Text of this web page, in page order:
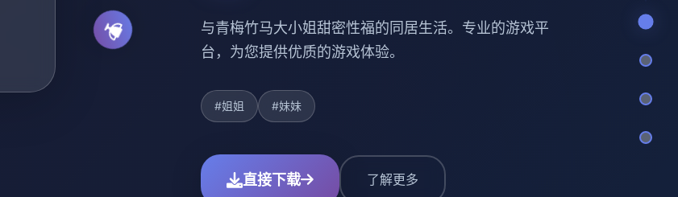
与青梅竹马大小姐甜密性福的同居生活。专业的游戏平
台，为您提供优质的游戏体验。
#姐姐 #妹妹
直接下载 了解更多